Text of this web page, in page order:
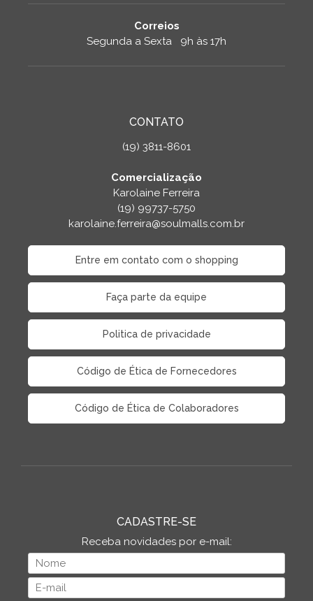
Correios
Segunda a Sexta 9h às 17h
CONTATO
(19) 3811-8601
Comercialização
Karolaine Ferreira
(19) 99737-5750
karolaine.ferreira@soulmalls.com.br
Entre em contato com o shopping
Faça parte da equipe
Politica de privacidade
Código de Ética de Fornecedores
Código de Ética de Colaboradores
CADASTRE-SE
Receba novidades por e-mail: